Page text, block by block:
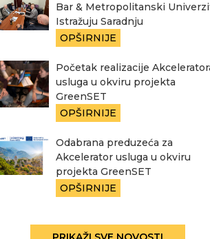
Bar & Metropolitanski
Istražuju Saradnju
OPŠIRNIJE
Početak realizacije
usluga u okviru projekta
GreenSET
OPŠIRNIJE
Odabrana preduzeća za
Akcelerator usluga u okviru
projekta GreenSET
OPŠIRNIJE